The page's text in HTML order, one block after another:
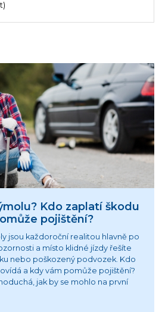
Kdo zaplatí škodu
pojištění?
jsou každoroční realitou hlavně po
a místo klidné jízdy řešíte
nebo poškozený podvozek. Kdo
a kdy vám pomůže pojištění?
jak by se mohlo na první